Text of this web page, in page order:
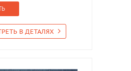
В ДЕТАЛЯХ